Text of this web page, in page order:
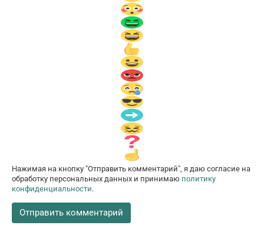
Нажимая на кнопку "Отправить комментарий", я даю согласие на
обработку персональных данных и принимаю политику
конфиденциальности.